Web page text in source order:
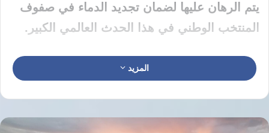
يتم الرهان عليها لضمان تجديد الدماء في صفوف
المنتخب الوطني في هذا الحدث العالمي الكبير.
تعتمد الاستراتيجية الفنية التي انتهجها محمد وهبي
في قائمة كأس العالم 2026 على الموازنة الدقيقة
يتسم بالمرونة العالية والقدرة على مواكبة تحديات
المزيد